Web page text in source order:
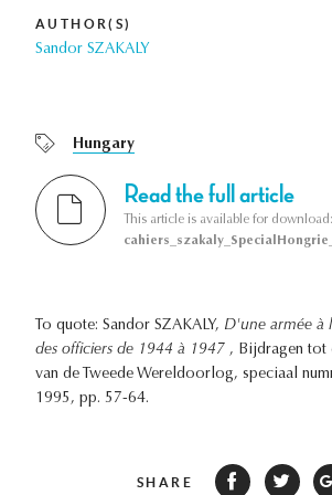
AUTHOR(S)
Sandor SZAKALY
Hungary
Read the full article
This article is available for download:
To quote: Sandor SZAKALY, D'une armée à
des officiers de 1944 à 1947 , Bijdragen tot
van de Tweede Wereldoorlog, speciaal
1995, pp. 57-64.
SHARE